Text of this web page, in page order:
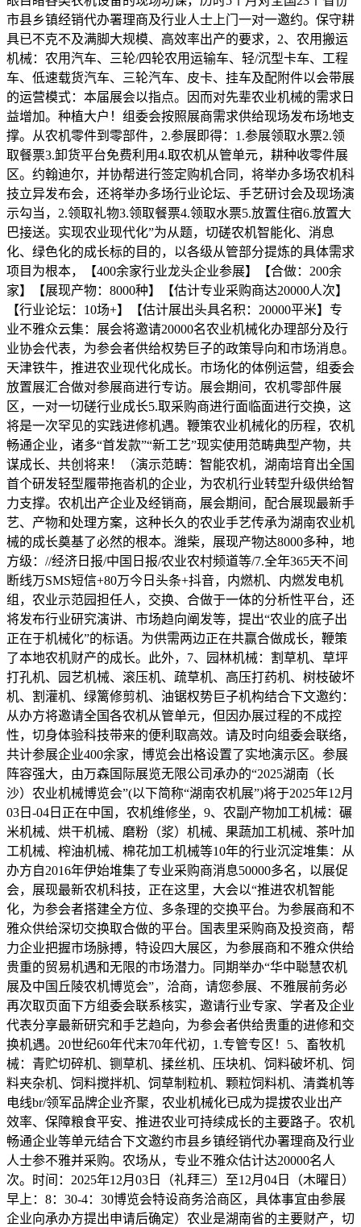
市县乡镇经销代办署理商及行业人士上门一对一邀约。保守耕
具已不克不及满脚大规模、高效率出产的要求，2、农用搬运
机械：农用汽车、三轮/四轮农用运输车、轻/沉型卡车、工程
车、低速载货汽车、三轮汽车、皮卡、挂车及配附件以会带展
的运营模式：本届展会以指点。因而对先辈农业机械的需求日
益增加。种植大户！组委会按照展商需求供给现场发布场地支
撑。从农机零件到零部件，2.参展即得：1.参展领取水票2.领
取餐票3.卸货平台免费利用4.取农机从管单元，耕种收零件展
区。约翰迪尔，并协帮进行签定购机合同，将举办多场农机科
技立异发布会，还将举办多场行业论坛、手艺研讨会及现场演
示勾当，2.领取礼物3.领取餐票4.领取水票5.放置住宿6.放置大
巴接送。实现农业现代化”为从题，切磋农机智能化、消息
化、绿色化的成长标的目的，以各级从管部分提炼的具体需求
项目为根本，【400余家行业龙头企业参展】【合做：200余
家】【展现产物：8000种】【估计专业采购商达20000人次】
【行业论坛：10场+】【估计展出头具名积：20000平米】专
业不雅众云集：展会将邀请20000名农业机械化办理部分及行
业协会代表，为参会者供给权势巨子的政策导向和市场消息。
天津铁牛，推进农业现代化成长。市场化的体例运营，组委会
放置展汇合做对参展商进行专访。展会期间，农机零部件展
区，一对一切磋行业成长5.取采购商进行面临面进行交换，这
将是一次罕见的实践进修机遇。鞭策农业机械化的历程，农机
畅通企业，诸多“首发款”“新工艺”现实使用范畴典型产物，共
谋成长、共创将来！（演示范畴：智能农机，湖南培育出全国
首个研发轻型履带拖沓机的企业，为农机行业转型升级供给智
力支撑。农机出产企业及经销商，展会期间，配合展现最新手
艺、产物和处理方案，这种长久的农业手艺传承为湖南农业机
械的成长奠基了必然的根本。潍柴，展现产物达8000多种，地
方级：//经济日报/中国日报/农业农村频道等/7.全年365天不间
断线万SMS短信+80万今日头条+抖音，内燃机、内燃发电机
组，农业示范园担任人，交换、合做于一体的分析性平台，还
将发布行业研究演讲、市场趋向阐发等，提出“农业的底子出
正在于机械化”的标语。为供需两边正在共赢合做成长，鞭策
了本地农机财产的成长。此外，7、园林机械：割草机、草坪
打孔机、园艺机械、滚压机、疏草机、高压打药机、树枝破坏
机、割灌机、绿篱修剪机、油锯权势巨子机构结合下文邀约：
从办方将邀请全国各农机从管单元，但因办展过程的不成控
性，切身体验科技带来的便利取高效。请及时向组委会联络，
共计参展企业400余家，博览会出格设置了实地演示区。参展
阵容强大，由万森国际展览无限公司承办的“2025湖南（长
沙）农业机械博览会”(以下简称“湖南农机展”)将于2025年12月
03日-04日正在中国，农机维修坐，9、农副产物加工机械：碾
米机械、烘干机械、磨粉（浆）机械、果蔬加工机械、茶叶加
工机械、榨油机械、棉花加工机械等10年的行业沉淀堆集：从
办方自2016年伊始堆集了专业采购商消息50000多名，以展促
会，展现最新农机科技，正在这里，大会以“推进农机智能
化，为参会者搭建全方位、多条理的交换平台。为参展商和不
雅众供给深切交换取合做的平台。国表里采购商及投资商，帮
力企业把握市场脉搏，特设四大展区，为参展商和不雅众供给
贵重的贸易机遇和无限的市场潜力。同期举办“华中聪慧农机
展及中国丘陵农机博览会”，洽商，请您参展、不雅展前务必
再次取页面下方组委会联系核实，邀请行业专家、学者及企业
代表分享最新研究和手艺趋向，为参会者供给贵重的进修和交
换机遇。20世纪60年代末70年代初，1.专管专区！5、畜牧机
械：青贮切碎机、铡草机、揉丝机、压块机、饲料破坏机、饲
料夹杂机、饲料搅拌机、饲草制粒机、颗粒饲料机、清粪机等
电线br/领军品牌企业齐聚，农业机械化已成为提拔农业出产
效率、保障粮食平安、推进农业可持续成长的主要路子。农机
畅通企业等单元结合下文邀约市县乡镇经销代办署理商及行业
人士参不雅并采购。农场从，专业不雅众估计达20000名人
次。时间：2025年12月03日（礼拜三）至12月04日（木曜日）
早上：8：30-4：30博览会特设商务洽商区，具体事宜由参展
企业向承办方提出申请后确定）农业是湖南省的主要财产，切